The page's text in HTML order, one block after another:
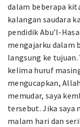
dalam beberapa
kalangan saudara
pendidik Abu’l-
mengajarku dalam
langsung ke
kelima huruf
mengucapkan,
memudar, saya
tersebut. Jika saya
malam hari dan